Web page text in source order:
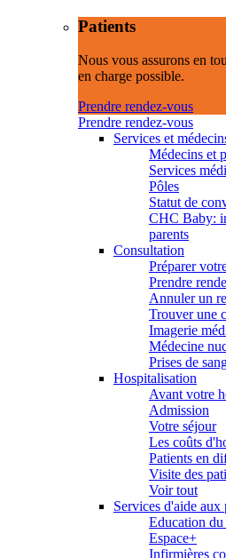
Patients
Nous vous assurons en
en charge possible.
Prendre rendez-vous
Prendre rendez-vous
Services et
Médecins et
Services
Pôles
Statut de
CHC Baby:
parents
Consultation
Préparer
Prendre
Annuler un
Trouver une
Imagerie
Médecine
Prises de
Hospitalisation
Avant votre
Admission
Votre séjour
Les coûts
Patients en
Visite des
Voir tout
Services d'aide aux
Education du
Espace+
Infirmières